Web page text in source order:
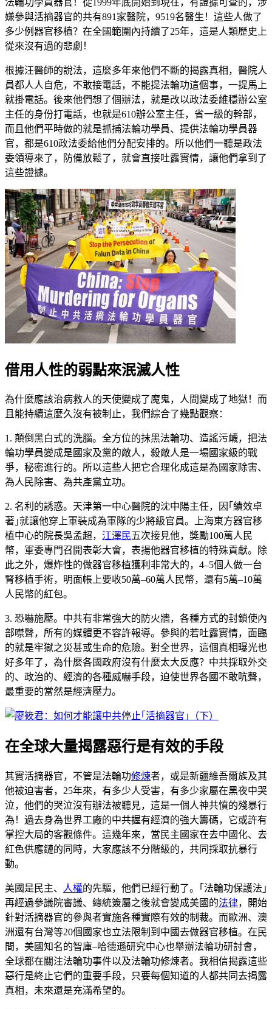
法輪功學員器官！從1999年底開始到現在，有證據可查的，涉
嫌參與活摘器官的共有891家醫院，9519名醫生！這些人做了
多少例器官移植？在全國範圍內持續了25年，這是人類歷史上
從來沒有過的悲劇！
根據汪醫師的說法，這麼多年來他們不斷的揭露真相，醫院人
員都人人自危，不敢接電話，不能提法輪功這個事，一提馬上
就掛電話。後來他們想了個辦法，就是改以政法委維穩辦公室
主任的身份打電話，也就是610辦公室主任，省一級的幹部，
而且他們平時做的就是抓捕法輪功學員、提供法輪功學員器
官，都是610政法委給他們分配安排的。所以他們一聽是政法
委領導來了，防備放鬆了，就會直接吐露實情，讓他們拿到了
這些證據。
借用人性的弱點來泯滅人性
為什麼應該治病救人的天使變成了魔鬼，人間變成了地獄！而
且能持續這麼久沒有被制止，我們綜合了幾點觀察：
1. 顛倒黑白式的洗腦。全方位的抹黑法輪功、造謠污衊，把法
輪功學員變成是國家及黨的敵人，殺敵人是一場國家級的戰
爭，秘密進行的。所以這些人把它合理化成這是為國家除害、
為人民除害、為共產黨立功。
2. 名利的誘惑。天津第一中心醫院的沈中陽主任，因｢績效卓
著｣就讓他穿上軍裝成為軍隊的少將級官員。上海東方器官移
植中心的院長吳孟超， 江澤民五次接見他，獎勵100萬人民
幣，軍委專門召開表彰大會，表揚他器官移植的特殊貢獻。除
此之外，爆炸性的做器官移植獲利非常大的，4–5個人做一台
腎移植手術，明面帳上要收50萬–60萬人民幣，還有5萬–10萬
人民幣的紅包。
3. 恐嚇施壓。中共有非常強大的防火牆，各種方式的封鎖使內
部噤聲，所有的媒體更不容許報導。參與的若吐露實情，面臨
的就是牢獄之災甚或生命的危險。對全世界，這個真相曝光也
好多年了，為什麼各國政府沒有什麼太大反應？中共採取外交
的、政治的、經濟的各種威嚇手段，迫使世界各國不敢吭聲，
最重要的當然是經濟壓力。
在全球大量揭露惡行是有效的手段
其實活摘器官，不管是法輪功修煉者，或是新疆維吾爾族及其
他被迫害者，25年來，有多少人受害，有多少家屬在黑夜中哭
泣，他們的哭泣沒有辦法被聽見，這是一個人神共憤的殘暴行
為！過去身為世界工廠的中共握有經濟的強大籌碼，它或許有
掌控大局的客觀條件。這幾年來，當民主國家在去中國化、去
紅色供應鏈的同時，大家應該不分階級的，共同採取抗暴行
動。
美國是民主、 人權的先驅，他們已經行動了。｢法輪功保護法｣
再經過參議院審議、總統簽屬之後就會變成美國的法律，開始
針對活摘器官的參與者實施各種實際有效的制裁。而歐洲、澳
洲還有台灣等20個國家也立法限制到中國去做器官移植。在民
間，美國知名的智庫–哈德遜研究中心也舉辦法輪功研討會，
全球都在關注法輪功事件以及法輪功修煉者。我相信揭露這些
惡行是終止它們的重要手段，只要每個知道的人都共同去揭露
真相，未來還是充滿希望的。